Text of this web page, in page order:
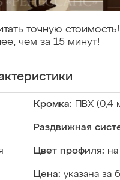
точную стоимость!
чем за 15 минут!
Кромка: ПВХ (0,4
Раздвижная
Цвет профиля:
Цена: указана за